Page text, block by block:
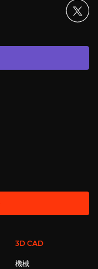
3D CAD
機械